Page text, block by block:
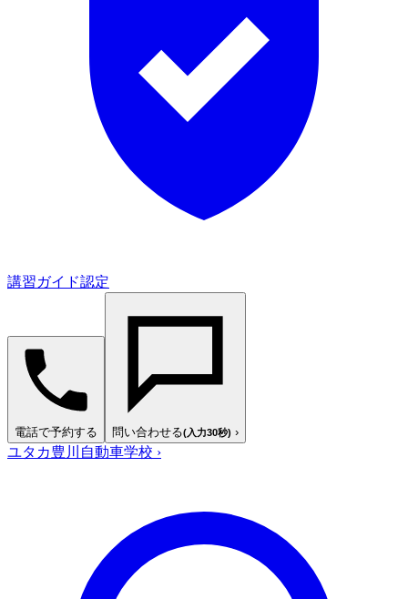
講習ガイド認定
電話で予約する 問い合わせる(入力30秒) ›
ユタカ豊川自動車学校 ›